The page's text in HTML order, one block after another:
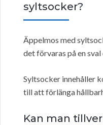
syltsocker?
Äppelmos med
det förvaras på en
Syltsocker innehåller
till att förlänga
Kan man